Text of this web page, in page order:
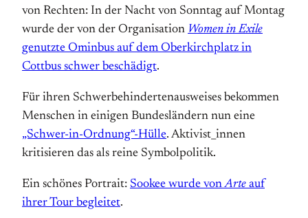
von Rechten: In der Nacht von Sonntag auf Montag
wurde der von der Organisation Women in Exile
genutzte Ominbus auf dem Oberkirchplatz in
Cottbus schwer beschädigt.
Für ihren Schwerbehindertenausweises bekommen
Menschen in einigen Bundesländern nun eine
„Schwer-in-Ordnung“-Hülle. Aktivist_innen
kritisieren das als reine Symbolpolitik.
Ein schönes Portrait: Sookee wurde vonArte auf
ihrer Tour begleitet.